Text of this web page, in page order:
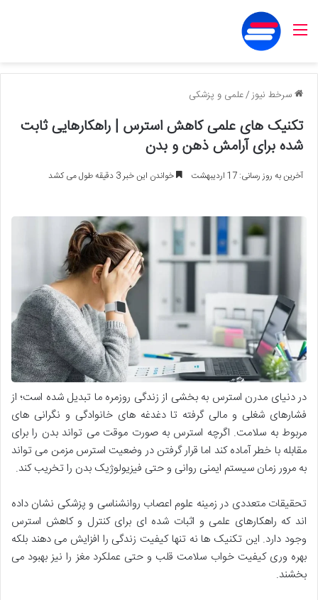
منو
سرخط نیوز/علمی و پزشکی
تکنیک های علمی کاهش استرس | راهکارهایی ثابت
شده برای آرامش ذهن و بدن
آخرین به روز رسانی: 17 اردیبهشت خواندن این خبر 3 دقیقه طول می کشد
در دنیای مدرن استرس به بخشی از زندگی روزمره ما تبدیل شده است؛ از
فشارهای شغلی و مالی گرفته تا دغدغه های خانوادگی و نگرانی های
مربوط به سلامت. اگرچه استرس به صورت موقت می تواند بدن را برای
مقابله با خطر آماده کند اما قرار گرفتن در وضعیت استرس مزمن می تواند
به مرور زمان سیستم ایمنی روانی و حتی فیزیولوژیک بدن را تخریب کند.
تحقیقات متعددی در زمینه علوم اعصاب روانشناسی و پزشکی نشان داده
اند که راهکارهای علمی و اثبات شده ای برای کنترل و کاهش استرس
وجود دارد. این تکنیک ها نه تنها کیفیت زندگی را افزایش می دهند بلکه
بهره وری کیفیت خواب سلامت قلب و حتی عملکرد مغز را نیز بهبود می
بخشند.